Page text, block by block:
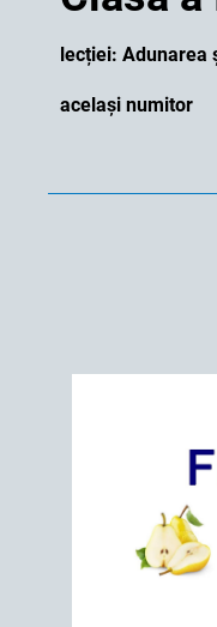
lecției: Adunarea
același numitor